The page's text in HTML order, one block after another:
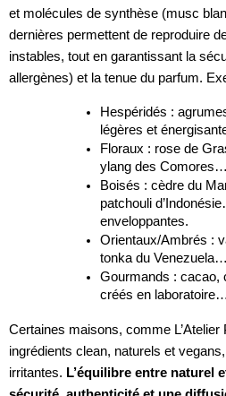
et molécules de synthèse (musc
dernières permettent de reproduire
instables, tout en garantissant la
allergènes) et la tenue du parfum.
Hespéridés :
légères et
Floraux : rose de
ylang des
Boisés : cèdre du
patchouli
enveloppantes.
Orientaux/Ambrés :
tonka du
Gourmands : cacao,
créés en
Certaines maisons, comme L’Atelier
ingrédients clean, naturels et
irritantes. L’équilibre entre naturel